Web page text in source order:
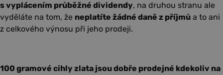
s vyplácením průběžné dividendy, na druhou stranu ale
vyděláte na tom, že neplatíte žádné daně z příjmů a to ani
z celkového výnosu při jeho prodeji.
100 gramové cihly zlata jsou dobře prodejné kdekoliv na